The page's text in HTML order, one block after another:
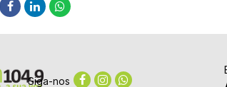
Siga-nos